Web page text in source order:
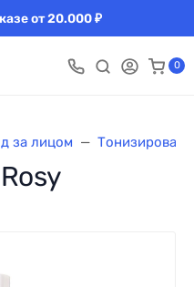
от 20.000 ₽
0
за лицом